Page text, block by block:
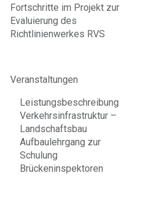
Fortschritte im Projekt zur
Evaluierung des
Richtlinienwerkes RVS
Veranstaltungen
Leistungsbeschreibung
Verkehrsinfrastruktur –
Landschaftsbau
Aufbaulehrgang zur
Schulung
Brückeninspektoren